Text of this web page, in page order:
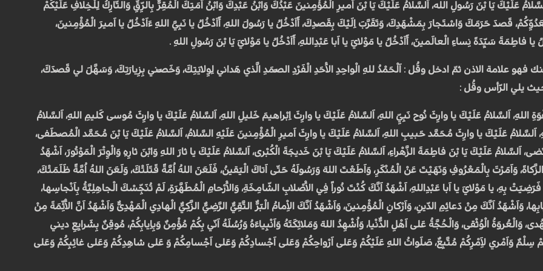
اَلسَّلامُ عَلَيْكَ يَا بْنَ رَسُولِ الله، اَلسَّلامُ عَلَيْكَ يَا بْنَ اَميرِ الْمُؤْمِنينَ عَبْدُكَ وَابْنُ عَبْدِكَ وَابْنُ اَمَتِكَ الْمُقِرُّ بِالرِّقِّ وَالتّارِكُ لِلْخِلافِ عَلَيْكُمْ
قَصَدَ حَرَمَكَ وَاسْتَجارَ بِمَشْهَدِكَ، وَتَقَرَّبَ اِلَيْكَ بِقَصْدِكَ، أَاَدْخُلُ يا رَسُولَ اللهِ، أَاَدْخُلُ يا نَبِيَّ اللهِ ءَاَدْخُلُ يا اَميرَ الْمُؤْمِنينَ،
فاطِمَةَ سَيِّدَةَ نِساءِ الْعالَمينَ، أَاَدْخُلُ يا مَوْلايَ يا اَبا عَبْدِاللهِ، أَاَدْخُلُ يا مَوْلايَ يَا بْنَ رَسُولِ اللهِ .
علامة الاذن ثمّ ادخل وقُل : اَلْحَمْدُ للهِ الْواحِدِ الاَْحَدِ الْفَرْدِ الصَّمَدِ الَّذي هَداني لِوِلايَتِكَ، وَخَصَّني بِزِيارَتِكَ، وَسَهَّلَ لي قَصْدَكَ،
يلي الرّأس وقُل :
اللهِ، اَلسَّلامُ عَلَيْكَ يا وارِثَ نُوح نَبِيِّ اللهِ، اَلسَّلامُ عَلَيْكَ يا وارِثَ اِبْراهيمَ خَليلِ اللهِ، اَلسَّلامُ عَلَيْكَ يا وارِثَ مُوسى كَليمِ اللهِ، اَلسَّلامُ
اَلسَّلامُ عَلَيْكَ يا وارِثَ مُحَمَّد حَبيبِ اللهِ، اَلسَّلامُ عَلَيْكَ يا وارِثَ اَميرِ الْمُؤْمِنينَ عَلَيْهِ السَّلامُ، اَلسَّلامُ عَلَيْكَ يَا بْنَ مُحَمَّد الْمُصْطَفى،
اَلسَّلامُ عَلَيْكَ يَا بْنَ فاطِمَةَ الزَّهْراءِ، اَلسَّلامُ عَلَيْكَ يَا بْنَ خَديجَةَ الْكُبْرى، اَلسَّلامُ عَلَيْكَ يا ثارَ اللهِ وَابْنَ ثارِهِ وَالْوِتْرَ الْمَوْتُورَ، اَشْهَدُ
وَاَمَرْتَ بِالْمَعْرُوفِ وَنَهَيْتَ عَنْ الْمُنْكَرِ، وَاَطَعْتَ اللهَ وَرَسُولَهُ حَتّى اَتاكَ الْيَقينُ، فَلَعَنَ اللهُ اُمَّةً قَتَلَتْكَ، وَلَعَنَ اللهُ اُمَّةً ظَلَمَتْكَ،
بِهِ، يا مَوْلايَ يا اَبا عَبْدِاللهِ، اَشْهَدُ اَنَّكَ كُنْتَ نُوراً فِي الاَْصْلابِ الشّامِخَةِ، وَالاَْرْحامِ الْمُطَهَّرَةِ، لَمْ تُنَجِّسْكَ الْجاهِلِيَّةُ بِاَنْجاسِها،
وَاَشْهَدُ اَنَّكَ مِنْ دَعائِمِ الدّينِ، وَاَرْكانِ الْمُؤْمِنينَ، وَاَشْهَدُ اَنَّكَ الاِْمامُ الْبَرُّ التَّقِيُّ الرَّضِيُّ الزَّكِيُّ الْهادِي الْمَهْدِىُّ وَاَشْهَدُ اَنَّ الاَْئِّمَةَ مِنْ
وَالْعُروَةُ الْوُثْقى، وَالْحُجَّةُ عَلى اَهْلِ الدُّنْيا، وَاُشْهِدُ اللهَ وَمَلائِكَتَهُ وَاَنْبِياءَهُ وَرُسُلَهُ اَنّي بِكُمْ مُؤْمِنٌ وَبِاِيابِكُمْ، مُوقِنٌ بِشَرايِعِ ديني
سِلْمٌ وَاَمْري لاَِمْرِكُمْ مُتَّبِعٌ، صَلَواتُ اللهِ عَلَيْكُمْ وَعَلى اَرْواحِكُمْ وَعَلى اَجْسادِكُمْ وَعَلى اَجْسامِكُمْ وَ عَلى شاهِدِكُمْ وَعَلى غائِبِكُمْ وَعَلى